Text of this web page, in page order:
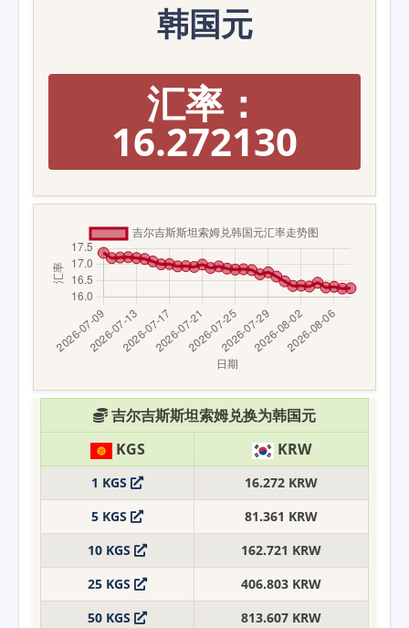
韩国元
汇率：
16.272130
吉尔吉斯斯坦索姆兑换为韩国元
KGS
KRW
1 KGS
16.272 KRW
5 KGS
81.361 KRW
10 KGS
162.721 KRW
25 KGS
406.803 KRW
50 KGS
813.607 KRW